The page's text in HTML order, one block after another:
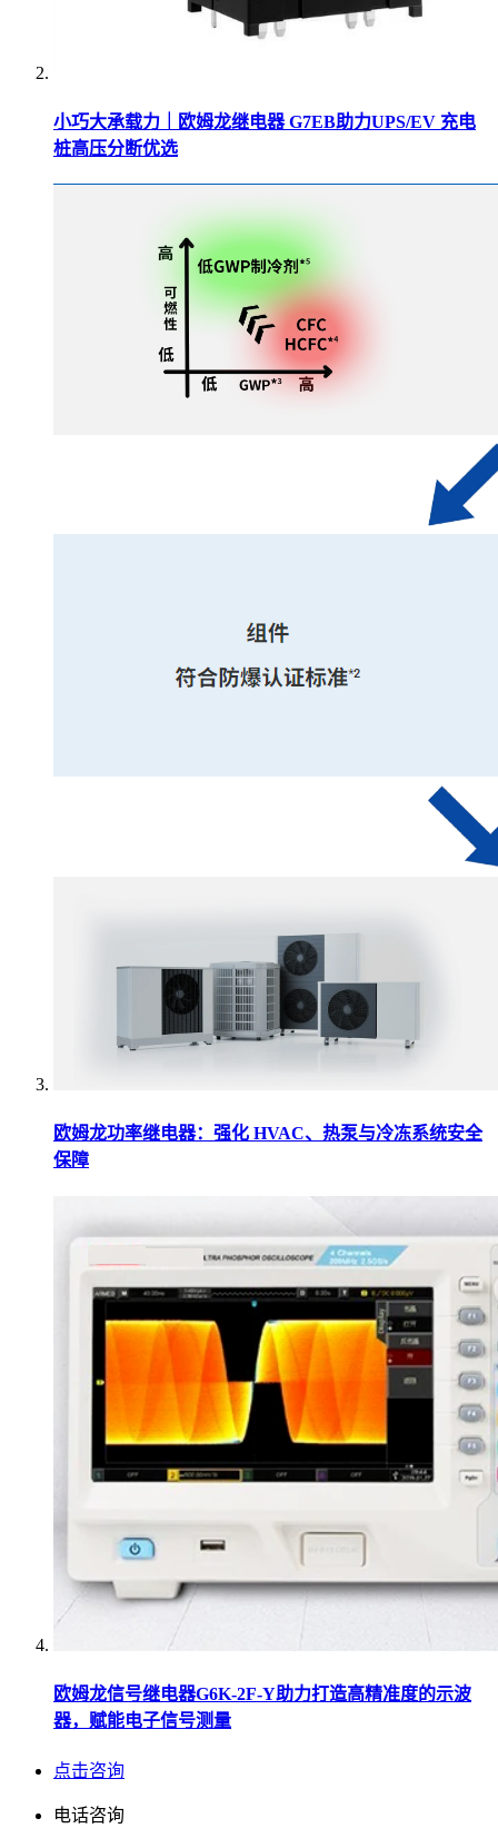
小巧大承载力｜欧姆龙继电器 G7EB助力UPS/EV 充电
桩高压分断优选
欧姆龙功率继电器：强化 HVAC、热泵与冷冻系统安全
保障
欧姆龙信号继电器G6K-2F-Y助力打造高精准度的示波
器，赋能电子信号测量
点击咨询
电话咨询